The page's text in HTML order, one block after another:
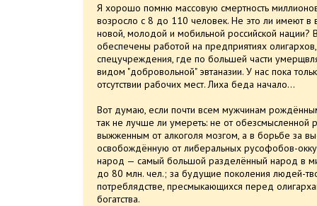
Я хорошо помню массовую смертность
возросло с 8 до 110 человек. Не это ли имеют в
новой, молодой и мобильной российской
обеспечены работой на предприятиях
спецучреждения, где по большей части
видом "добровольной" эвтаназии. У нас пока
отсутствии рабочих мест. Лиха беда начало...
Вот думаю, если почти всем мужчинам
так не лучше ли умереть: не от обезсмысленной
выжженным от алкоголя мозгом, а в борьбе за
освобождённую от либеральных русофобов-
народ — самый большой разделённый народ в
до 80 млн. чел.; за будущие поколения людей-
потреблядстве, пресмыкающихся перед
богатства.